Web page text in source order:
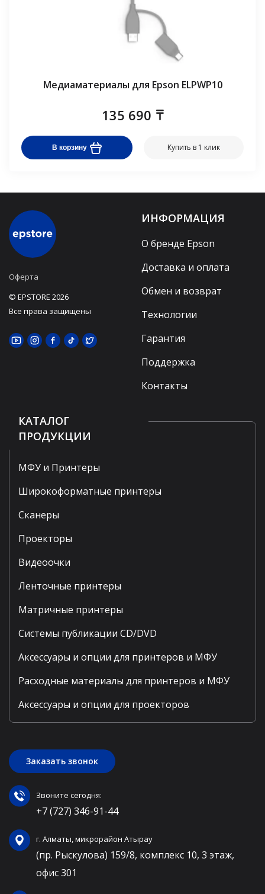
Медиаматериалы для Epson ELPWP10
135 690
В корзину Купить в 1 клик
Оферта
© EPSTORE 2026
Все права защищены
ИНФОРМАЦИЯ
О бренде Epson
Доставка и оплата
Обмен и возврат
Технологии
Гарантия
Поддержка
Контакты
КАТАЛОГ
ПРОДУКЦИИ
МФУ и Принтеры
Широкоформатные принтеры
Сканеры
Проекторы
Видеоочки
Ленточные принтеры
Матричные принтеры
Системы публикации CD/DVD
Аксессуары и опции для принтеров и МФУ
Расходные материалы для принтеров и МФУ
Аксессуары и опции для проекторов
Заказать звонок
Звоните сегодня:
+7 (727) 346-91-44
г. Алматы, микрорайон Атырау
(пр. Рыскулова) 159/8, комплекс 10, 3 этаж,
офис 301